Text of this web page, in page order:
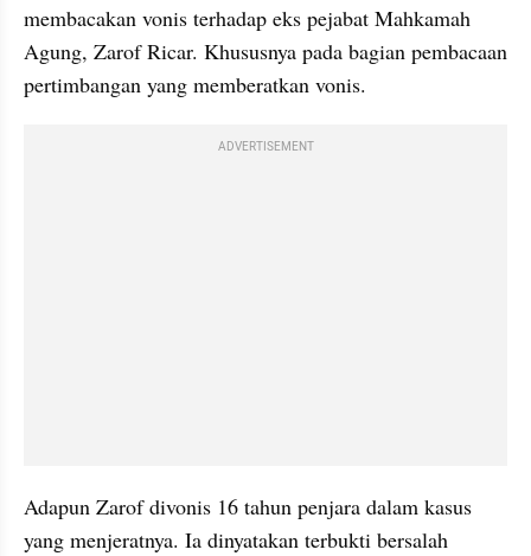
membacakan vonis terhadap eks pejabat Mahkamah
Agung, Zarof Ricar. Khususnya pada bagian pembacaan
pertimbangan yang memberatkan vonis.
ADVERTISEMENT
Adapun Zarof divonis 16 tahun penjara dalam kasus
yang menjeratnya. Ia dinyatakan terbukti bersalah